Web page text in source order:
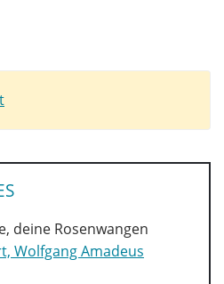
deine Rosenwangen
Wolfgang Amadeus